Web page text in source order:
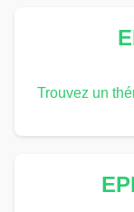
Trouvez un